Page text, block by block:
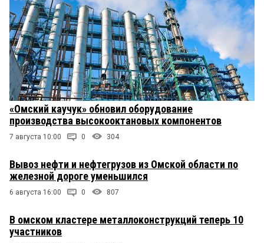
«Омский каучук» обновил оборудование
производства высокооктановых компонентов
7 августа 10:00 0 304
Вывоз нефти и нефтегрузов из Омской области по
железной дороге уменьшился
6 августа 16:00 0 807
В омском кластере металлоконструкций теперь 10
участников